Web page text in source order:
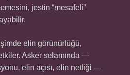
jestin “mesafeli”
elin görünürlüğü,
Asker selamında —
elin açısı, elin netliği —